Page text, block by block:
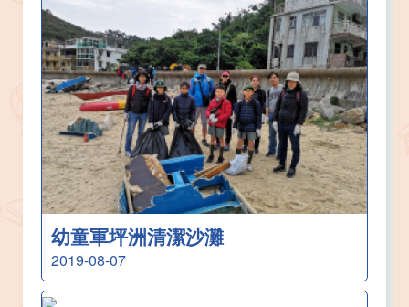
幼童軍坪洲清潔沙灘
2019-08-07